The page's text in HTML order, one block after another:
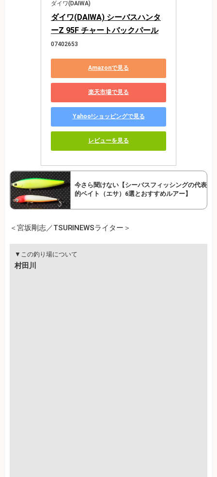
ダイワ(DAIWA)
ダイワ(DAIWA) シーバスハンタ
ーZ 95F チャートバックパール
07402653
Amazonで見る
楽天市場で見る
Yahoo!ショッピングで見る
レビューを見る
今さら聞けない【シーバスフィッシングの代表
的ベイト（エサ）6選とおすすめルアー】
＜宮坂剛志／TSURINEWSライター＞
▼この釣り場について
村田川